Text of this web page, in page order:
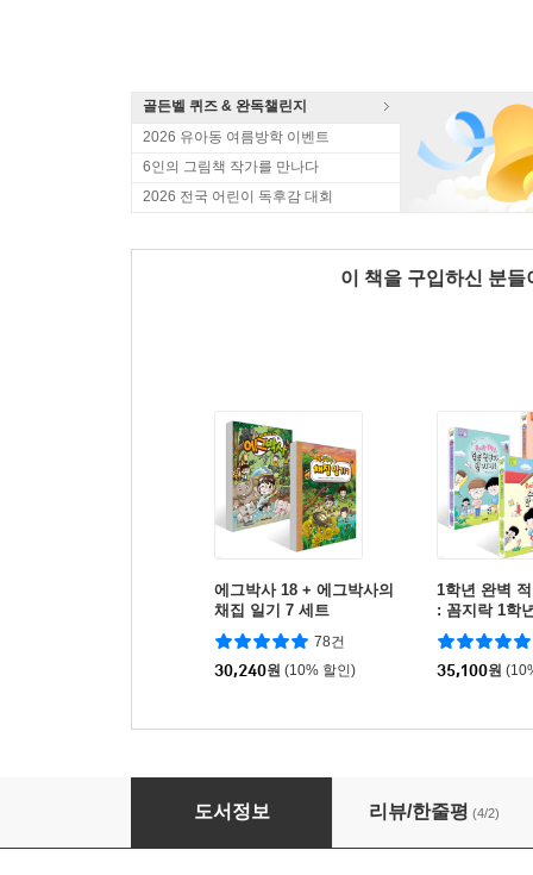
골든벨 퀴즈 & 완독챌린지
2026 유아동 여름방학 이벤트
6인의 그림책 작가를 만나다
2026 전국 어린이 독후감 대회
이 책을 구입하신 분
에그박사 18 + 에그박사의
채집 일기 7 세트
78건
30,240원 (10% 할인)
1학년 완벽
: 꼼지락 1학
35,100원
학교생활 위기 탈출법 1
도서정보 리뷰/한줄평 (4/2)